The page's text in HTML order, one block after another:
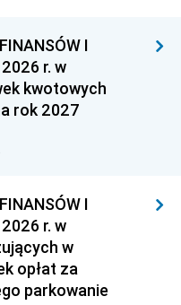
I
r. w
kwotowych
rok 2027
I
r. w
w
opłat za
parkowanie